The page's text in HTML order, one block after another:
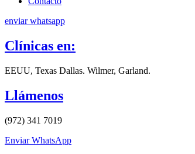
enviar whatsapp
Clínicas en:
EEUU, Texas Dallas. Wilmer, Garland.
Llámenos
(972) 341 7019
Enviar WhatsApp